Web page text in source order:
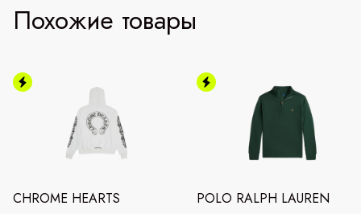
Похожие товары
CHROME HEARTS POLO RALPH LAUREN